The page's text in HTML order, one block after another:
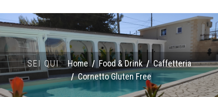
SEI QUI:Home Food & Drink
Caffetteria
Cornetto Gluten Free